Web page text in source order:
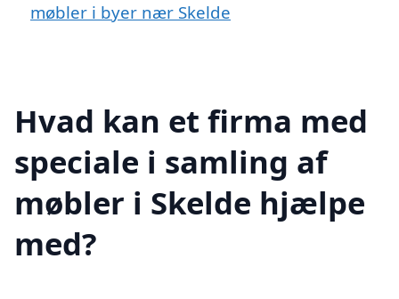
møbler i byer nær Skelde
Hvad kan et firma med
speciale i samling af
møbler i Skelde hjælpe
med?